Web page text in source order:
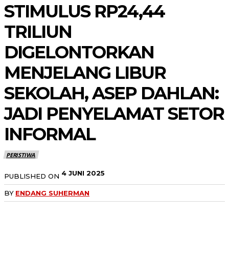
STIMULUS RP24,44
TRILIUN
DIGELONTORKAN
MENJELANG LIBUR
SEKOLAH, ASEP DAHLAN:
JADI PENYELAMAT SETOR
INFORMAL
PERISTIWA
PUBLISHED ON 4 JUNI 2025
BY ENDANG SUHERMAN